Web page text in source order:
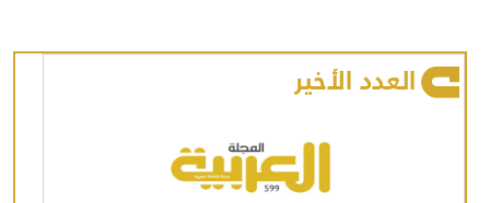
العدد الأخير